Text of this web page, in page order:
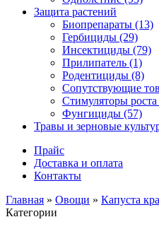
Защита растений
Биопрепараты (13)
Гербициды (29)
Инсектициды (79)
Прилипатель (1)
Родентициды (8)
Сопутствующие
Стимуляторы
Фунгициды (57)
Травы и зерновые
Прайс
Доставка и оплата
Контакты
Главная » Овощи » Капуста
Категории